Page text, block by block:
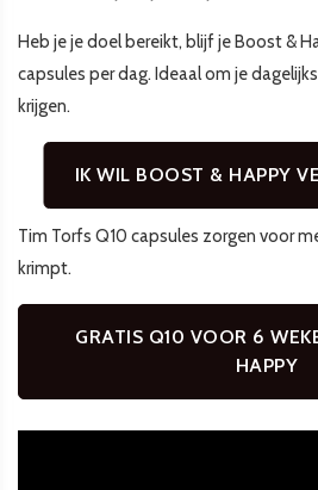
Heb je je doel bereikt, blijf je Boost &
capsules per dag. Ideaal om je
krijgen.
IK WIL BOOST & HAPPY
Tim Torfs Q10 capsules zorgen voor
krimpt.
GRATIS Q10 VOOR 6
HAPPY